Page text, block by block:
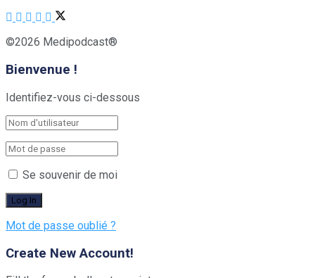
©2026 Medipodcast®
Bienvenue !
Identifiez-vous ci-dessous
Se souvenir de moi
Mot de passe oublié ?
Create New Account!